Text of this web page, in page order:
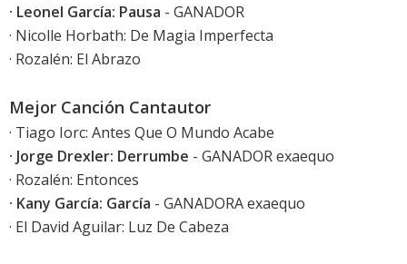
· Leonel García: Pausa - GANADOR
· Nicolle Horbath: De Magia Imperfecta
· Rozalén: El Abrazo
Mejor Canción Cantautor
· Tiago Iorc: Antes Que O Mundo Acabe
· Jorge Drexler: Derrumbe - GANADOR exaequo
· Rozalén: Entonces
· Kany García: García - GANADORA exaequo
· El David Aguilar: Luz De Cabeza